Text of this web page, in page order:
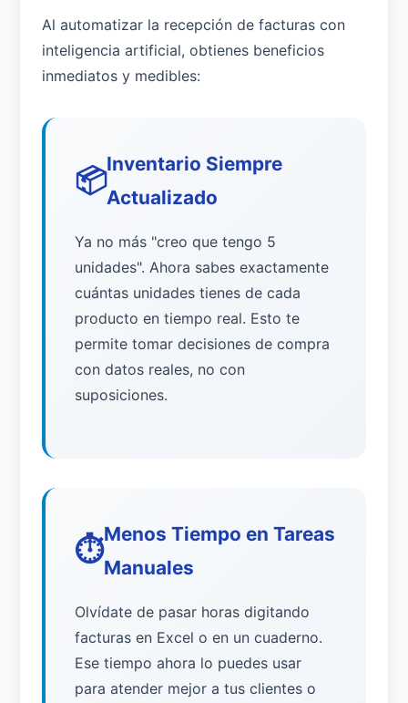
Al automatizar la recepción de facturas con
inteligencia artificial, obtienes beneficios
inmediatos y medibles:
📦Inventario Siempre
Actualizado
Ya no más "creo que tengo 5
unidades". Ahora sabes exactamente
cuántas unidades tienes de cada
producto en tiempo real. Esto te
permite tomar decisiones de compra
con datos reales, no con
suposiciones.
⏱️Menos Tiempo en Tareas
Manuales
Olvídate de pasar horas digitando
facturas en Excel o en un cuaderno.
Ese tiempo ahora lo puedes usar
para atender mejor a tus clientes o